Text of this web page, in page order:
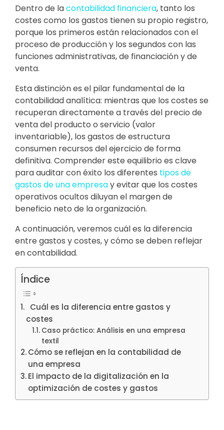
Dentro de lacontabilidad financiera, tanto los
costes como los gastos tienen su propio registro,
porque los primeros están relacionados con el
proceso de producción y los segundos con las
funciones administrativas, de financiación y de
venta.
Esta distinción es el pilar fundamental de la
contabilidad analítica: mientras que los costes se
recuperan directamente a través del precio de
venta del producto o servicio (valor
inventariable), los gastos de estructura
consumen recursos del ejercicio de forma
definitiva. Comprender este equilibrio es clave
para auditar con éxito los diferentes tipos de
gastos de una empresay evitar que los costes
operativos ocultos diluyan el margen de
beneficio neto de la organización.
A continuación, veremos cuál es la diferencia
entre gastos y costes, y cómo se deben reflejar
en contabilidad.
Índice
Cuál es la diferencia entre gastos y
costes
Caso práctico: Análisis en una empresa
textil
Cómo se reflejan en la contabilidad de
una empresa
El impacto de la digitalización en la
optimización de costes y gastos